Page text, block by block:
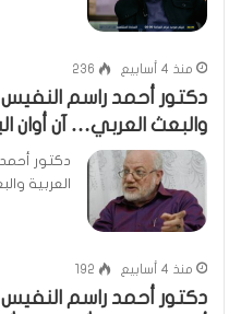
منذ 4 أسابيع 236
دكتور أحمد راسم النفيس
والبعث العربي… آن أوان
دكتور
العربية
منذ 4 أسابيع 192
دكتور أحمد راسم